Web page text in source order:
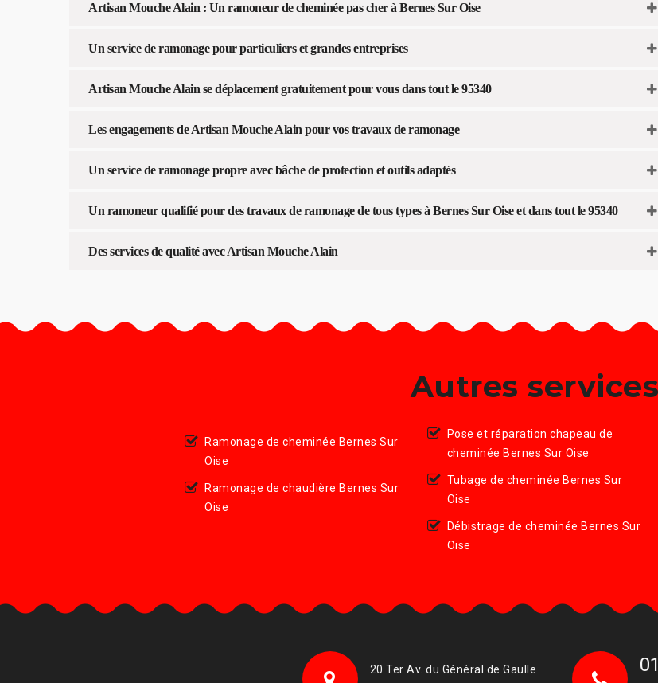
Artisan Mouche Alain : Un ramoneur de cheminée pas cher à Bernes Sur Oise
Un service de ramonage pour particuliers et grandes entreprises
Artisan Mouche Alain se déplacement gratuitement pour vous dans tout le 95340
Les engagements de Artisan Mouche Alain pour vos travaux de ramonage
Un service de ramonage propre avec bâche de protection et outils adaptés
Un ramoneur qualifié pour des travaux de ramonage de tous types à Bernes Sur Oise et dans tout le 95340
Des services de qualité avec Artisan Mouche Alain
Autres services
Ramonage de cheminée Bernes Sur
Oise
Ramonage de chaudière Bernes Sur
Oise
Pose et réparation chapeau de
cheminée Bernes Sur Oise
Tubage de cheminée Bernes Sur
Oise
Débistrage de cheminée Bernes Sur
Oise
20 Ter Av. du Général de Gaulle